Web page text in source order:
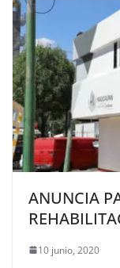
ANUNCIA
10 junio, 2020